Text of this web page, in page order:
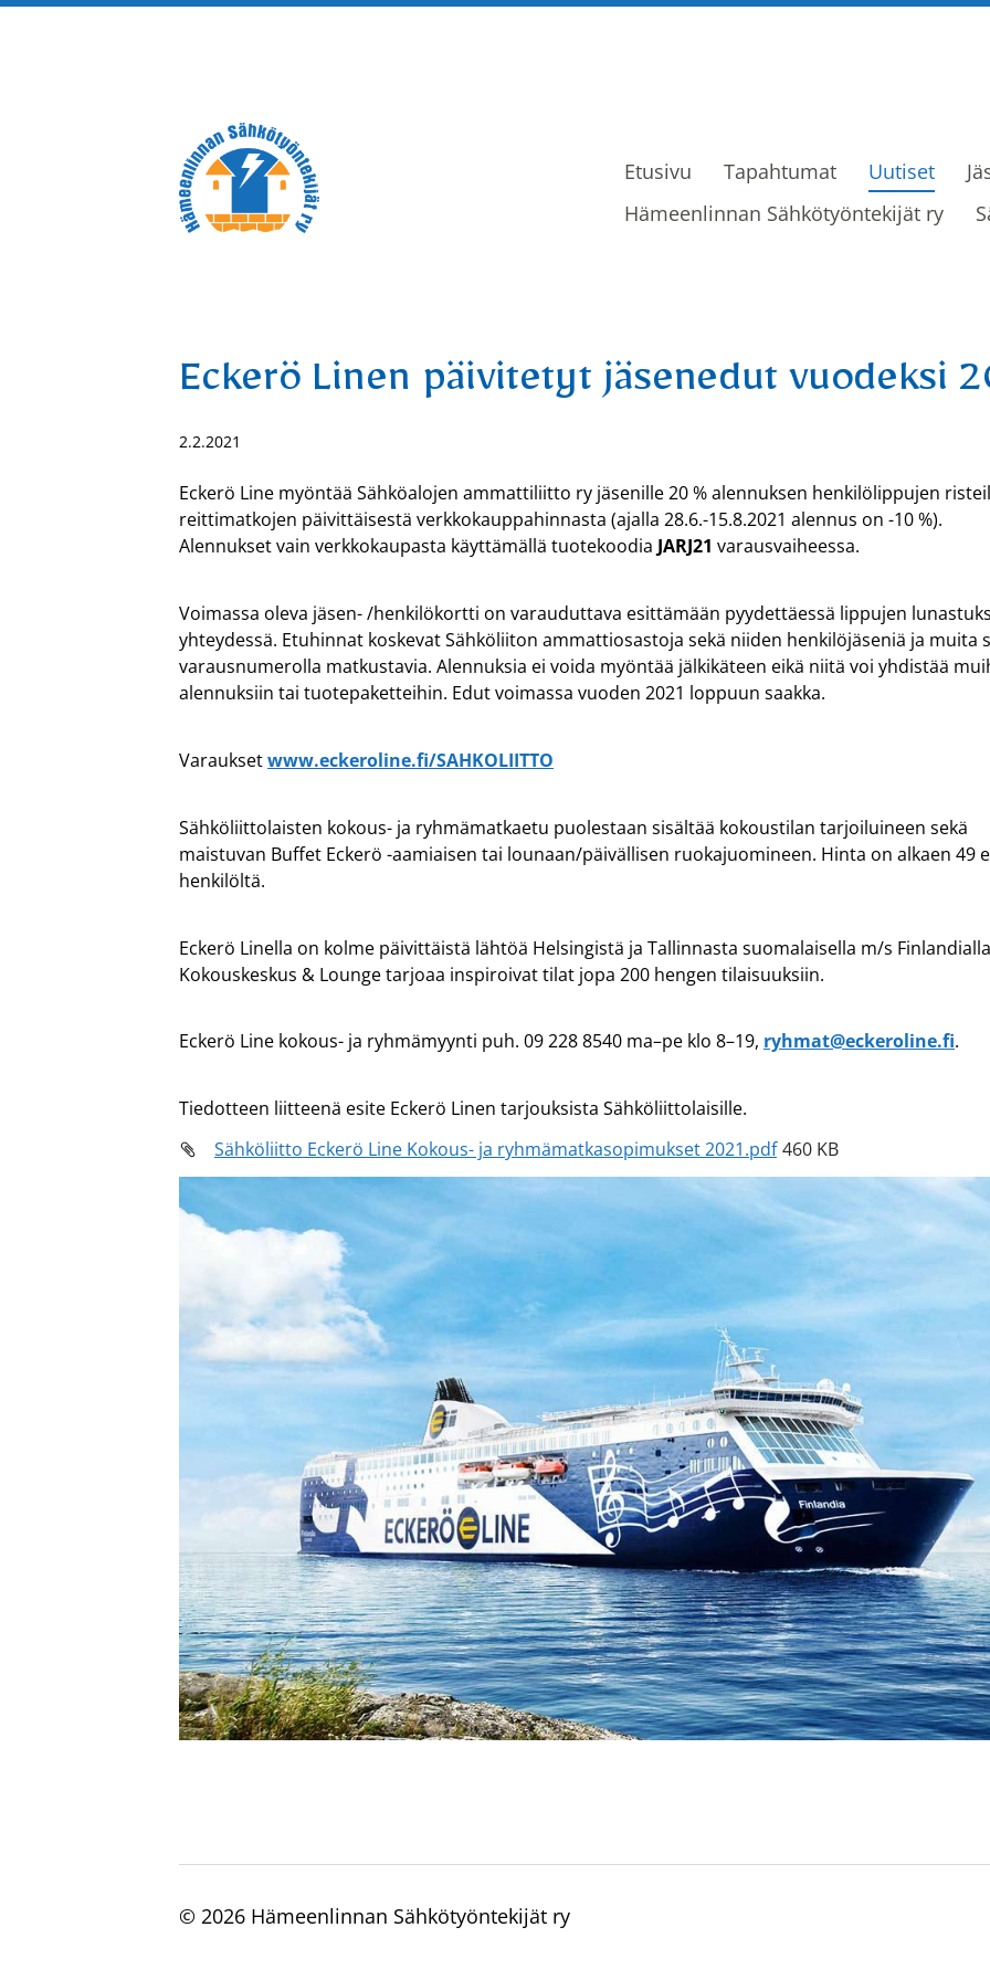
Hämeenlinnan Sähkötyöntekijät ry
Etusivu Tapahtumat Uutiset
Hämeenlinnan Sähkötyöntekijät ry
Eckerö Linen päivitetyt jäsenedut vuodeksi
2.2.2021
Eckerö Line myöntää Sähköalojen ammattiliitto ry jäsenille 20 % alennuksen henkilölippujen
reittimatkojen päivittäisestä verkkokauppahinnasta (ajalla 28.6.-15.8.2021 alennus on -10 %).
Alennukset vain verkkokaupasta käyttämällä tuotekoodia JARJ21 varausvaiheessa.
Voimassa oleva jäsen- /henkilökortti on varauduttava esittämään pyydettäessä lippujen
yhteydessä. Etuhinnat koskevat Sähköliiton ammattiosastoja sekä niiden henkilöjäseniä ja muita
varausnumerolla matkustavia. Alennuksia ei voida myöntää jälkikäteen eikä niitä voi yhdistää
alennuksiin tai tuotepaketteihin. Edut voimassa vuoden 2021 loppuun saakka.
Varauksetwww.eckeroline.fi/SAHKOLIITTO
Sähköliittolaisten kokous- ja ryhmämatkaetu puolestaan sisältää kokoustilan tarjoiluineen sekä
maistuvan Buffet Eckerö -aamiaisen tai lounaan/päivällisen ruokajuomineen. Hinta on alkaen 49
henkilöltä.
Eckerö Linella on kolme päivittäistä lähtöä Helsingistä ja Tallinnasta suomalaisella m/s
Kokouskeskus & Lounge tarjoaa inspiroivat tilat jopa 200 hengen tilaisuuksiin.
Eckerö Line kokous- ja ryhmämyynti puh. 09 228 8540 ma–pe klo 8–19, ryhmat@eckeroline.fi.
Tiedotteen liitteenä esite Eckerö Linen tarjouksista Sähköliittolaisille.
Sähköliitto Eckerö Line Kokous- ja ryhmämatkasopimukset 2021.pdf 460 KB
© 2026 Hämeenlinnan Sähkötyöntekijät ry